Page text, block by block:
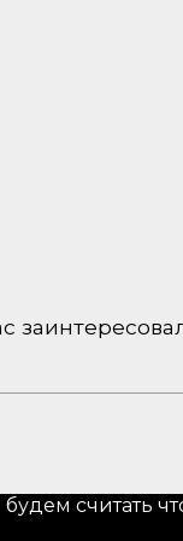
считать